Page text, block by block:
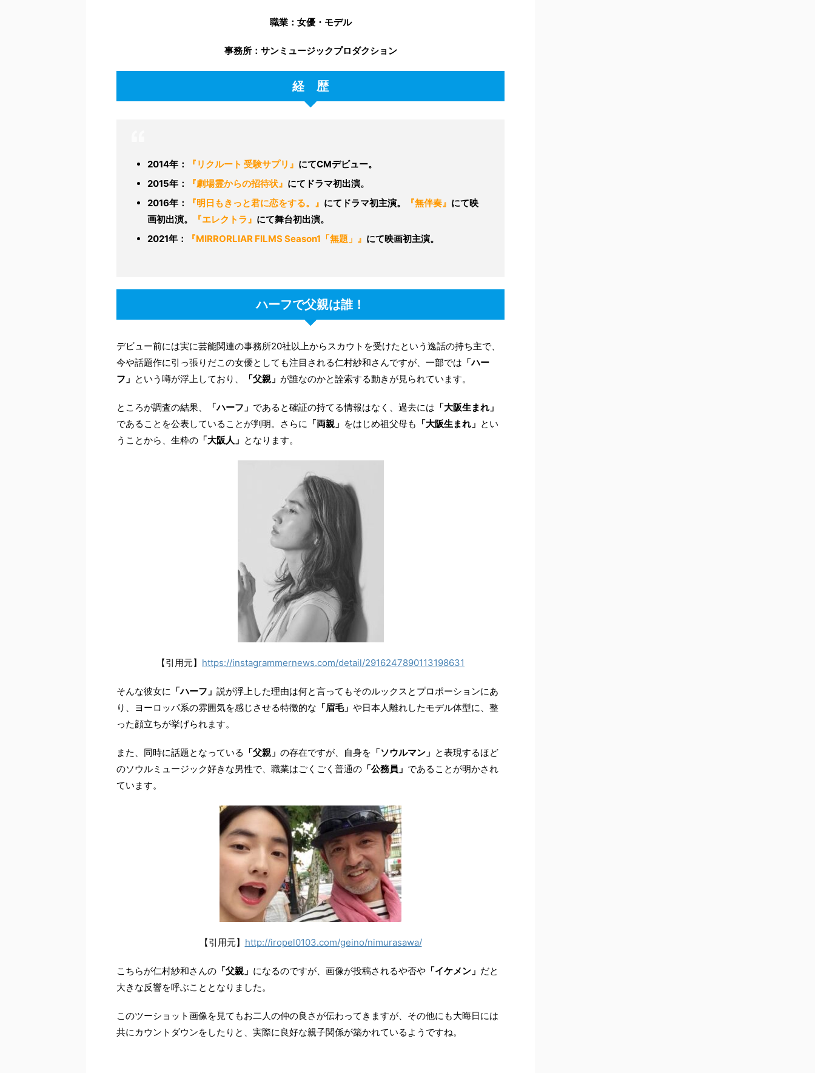
職業：女優・モデル
事務所：サンミュージックプロダクション
経 歴
2014年： 『リクルート 受験サプリ』 にてCMデビュー。
2015年：
『劇場霊からの招待状』 にてドラマ初出演。
2016年：
『明日もきっと君に恋をする。』 にてドラマ初主演。 『無伴奏』 にて映
画初出演。
『エレクトラ』 にて舞台初出演。
2021年：
『MIRRORLIAR FILMS Season1「無題」』 にて映画初主演。
ハーフで父親は誰！
デビュー前には実に芸能関連の事務所20社以上からスカウトを受けたという逸話の持ち主で、
今や話題作に引っ張りだこの女優としても注目される仁村紗和さんですが、一部では 「ハー
フ」 という噂が浮上しており、 「父親」 が誰なのかと詮索する動きが見られています。
ところが調査の結果、 「ハーフ」 であると確証の持てる情報はなく、過去には 「大阪生まれ」
であることを公表していることが判明。さらに 「両親」 をはじめ祖父母も 「大阪生まれ」 とい
うことから、生粋の 「大阪人」 となります。
【引用元】 https://instagrammernews.com/detail/2916247890113198631
そんな彼女に 「ハーフ」 説が浮上した理由は何と言ってもそのルックスとプロポーションにあ
り、ヨーロッパ系の雰囲気を感じさせる特徴的な 「眉毛」 や日本人離れしたモデル体型に、整
った顔立ちが挙げられます。
また、同時に話題となっている 「父親」 の存在ですが、自身を 「ソウルマン」 と表現するほど
のソウルミュージック好きな男性で、職業はごくごく普通の 「公務員」 であることが明かされ
ています。
【引用元】 http://iropel0103.com/geino/nimurasawa/
こちらが仁村紗和さんの 「父親」 になるのですが、画像が投稿されるや否や 「イケメン」 だと
大きな反響を呼ぶこととなりました。
このツーショット画像を見てもお二人の仲の良さが伝わってきますが、その他にも大晦日には
共にカウントダウンをしたりと、実際に良好な親子関係が築かれているようですね。